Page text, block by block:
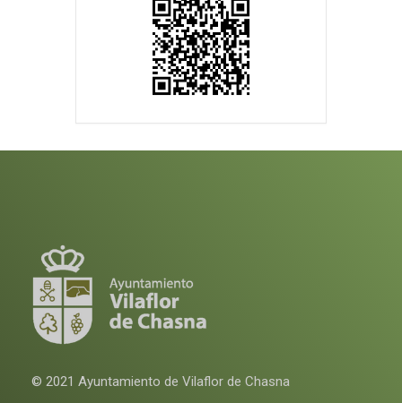
© 2021 Ayuntamiento de Vilaflor de Chasna